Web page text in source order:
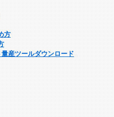
方
産ツールダウンロード